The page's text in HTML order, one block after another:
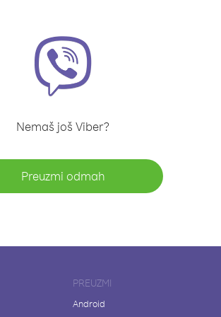
Nemaš još Viber?
Preuzmi odmah
PREUZMI
Android